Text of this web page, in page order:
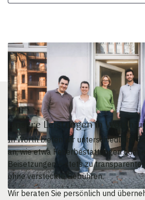
Unsere Leistungen in Wörth
In Wörth bieten wir unterschiedliche
an, wie etwa Feuerbestattungen oder
Beisetzungen – stets zu
ohne versteckte Gebühren.
Wir beraten Sie persönlich und